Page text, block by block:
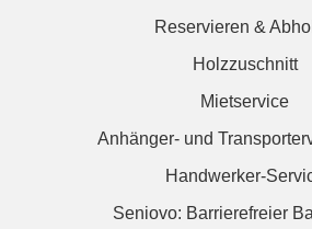
Reservieren &
Holzzuschnitt
Mietservice
Anhänger- und
Handwerker-
Seniovo: Barrierefreier